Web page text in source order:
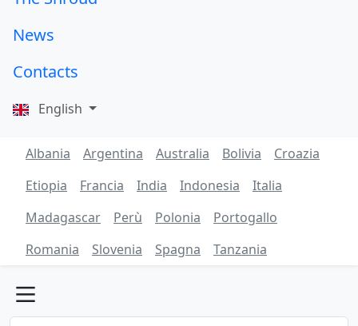
News
Contacts
English
Albania Argentina Australia Bolivia
Croazia
Etiopia
Francia India Indonesia
Italia
Madagascar
Perù Polonia
Portogallo
Romania
Slovenia Spagna Tanzania